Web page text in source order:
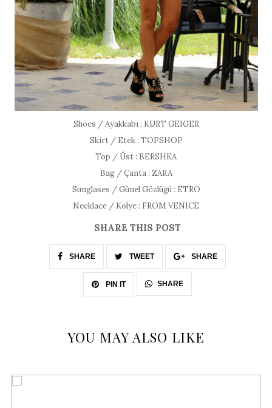
Shoes / Ayakkabı : KURT GEIGER
Skirt / Etek : TOPSHOP
Top / Üst : BERSHKA
Bag / Çanta : ZARA
Sunglases / Günel Gözlüğü : ETRO
Necklace / Kolye : FROM VENICE
SHARE THIS POST
SHARE TWEET SHARE
PIN IT SHARE
YOU MAY ALSO LIKE